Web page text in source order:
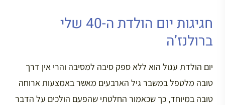
חגיגות יום הולדת ה-40 שלי
ברולנז’ה
יום הולדת עגול הוא ללא ספק סיבה למסיבה והרי אין דרך
טובה מלטפל במשבר גיל הארבעים מאשר באמצעות ארוחה
טובה במיוחד, כך שכאמור החלטתי שהפעם הולכים על הדבר